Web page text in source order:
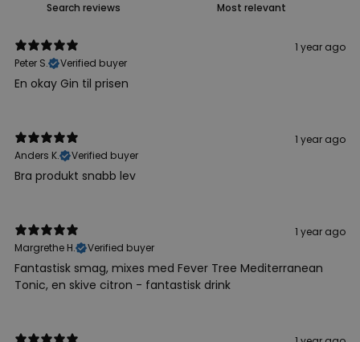
1 year ago
Peter S.
Verified buyer
En okay Gin til prisen
1 year ago
Anders K.
Verified buyer
Bra produkt snabb lev
1 year ago
Margrethe H.
Verified buyer
Fantastisk smag, mixes med Fever Tree Mediterranean
Tonic, en skive citron - fantastisk drink